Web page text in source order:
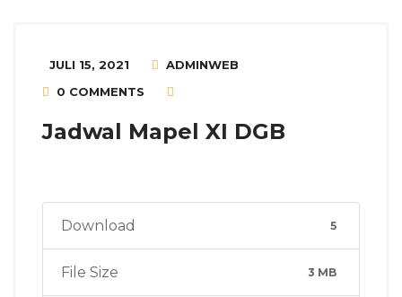
JULI 15, 2021
ADMINWEB
0 COMMENTS
Jadwal Mapel XI DGB
Download 5
File Size 3 MB